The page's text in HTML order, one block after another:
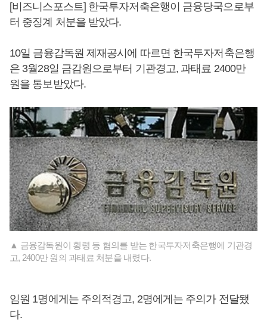
[비즈니스포스트] 한국투자저축은행이 금융당국으로부
터 중징계 처분을 받았다.
10일 금융감독원 제재공시에 따르면 한국투자저축은행
은 3월28일 금감원으로부터 기관경고, 과태료 2400만
원을 통보받았다.
▲ 금융감독원이 횡령 등 혐의를 받는 한국투자저축은행에 기관경
고, 2400만 원의 과태료 처분을 내렸다.
임원 1명에게는 주의적경고, 2명에게는 주의가 전달됐
다.